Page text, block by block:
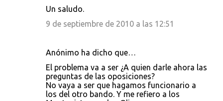
Un saludo.
9 de septiembre de 2010 a las 12:51
Anónimo ha dicho que…
El problema va a ser ¿A quien darle ahora las
preguntas de las oposiciones?
No vaya a ser que hagamos funcionario a
los del otro bando. Y me refiero a los